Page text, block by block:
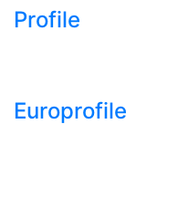
Profile
Europrofile